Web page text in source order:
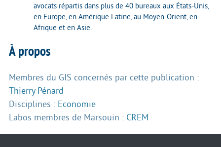
avocats répartis dans plus de 40 bureaux aux États-Unis,
en Europe, en Amérique Latine, au Moyen-Orient, en
Afrique et en Asie.
À propos
Membres du GIS concernés par cette publication :
Thierry Pénard
Disciplines : Economie
Labos membres de Marsouin : CREM